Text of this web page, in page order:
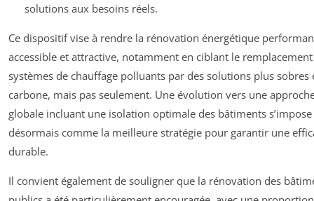
solutions aux besoins réels.
Ce dispositif vise à rendre la rénovation énergétique
accessible et attractive, notamment en ciblant le
systèmes de chauffage polluants par des solutions plus sobres
carbone, mais pas seulement. Une évolution vers une
globale incluant une isolation optimale des bâtiments s’impose
désormais comme la meilleure stratégie pour garantir une
durable.
Il convient également de souligner que la rénovation des